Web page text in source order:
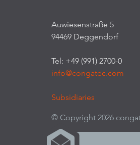
Auwiesenstraße 5
94469 Deggendorf
Tel: +49 (991) 2700-0
info@congatec.com
Subsidiaries
© Copyright 2026